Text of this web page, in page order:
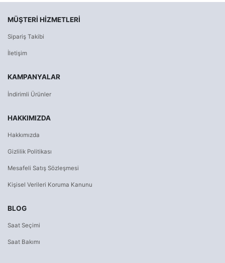
MÜŞTERI HIZMETLERI
Sipariş Takibi
İletişim
KAMPANYALAR
İndirimli Ürünler
HAKKIMIZDA
Hakkımızda
Gizlilik Politikası
Mesafeli Satış Sözleşmesi
Kişisel Verileri Koruma Kanunu
BLOG
Saat Seçimi
Saat Bakımı